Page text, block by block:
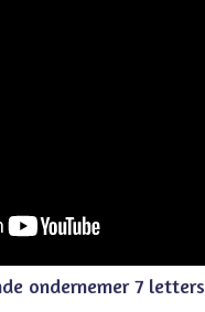
ondernemer 7 letters